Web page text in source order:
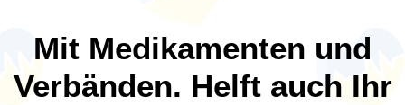
Mit Medikamenten und
Verbänden. Helft auch Ihr